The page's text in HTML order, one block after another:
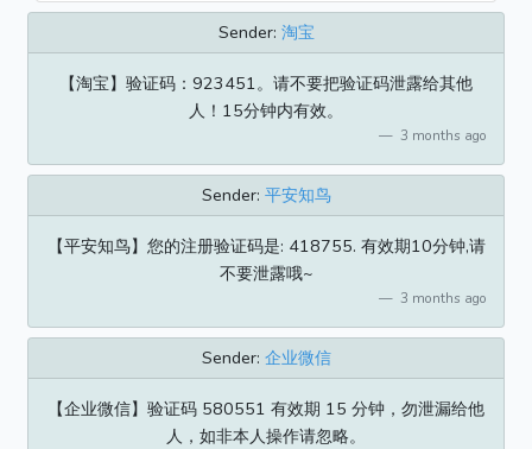
Sender: 淘宝
【淘宝】验证码：923451。请不要把验证码泄露给其他
人！15分钟内有效。
3 months ago
Sender: 平安知鸟
【平安知鸟】您的注册验证码是: 418755. 有效期10分钟,请
不要泄露哦~
3 months ago
Sender: 企业微信
【企业微信】验证码 580551 有效期 15 分钟，勿泄漏给他
人，如非本人操作请忽略。